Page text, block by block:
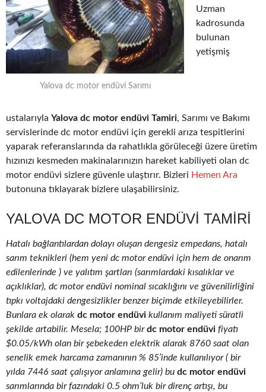
Yalova dc motor endüvi Sarımı
Uzman
kadrosunda
bulunan
yetişmiş
ustalarıyla Yalova dc motor endüvi Tamiri, Sarımı ve Bakımı
servislerinde dc motor endüvi için gerekli arıza tespitlerini
yaparak referanslarında da rahatlıkla görüleceği üzere üretim
hızınızı kesmeden makinalarınızın hareket kabiliyeti olan dc
motor endüvi sizlere güvenle ulaştırır. Bizleri Hemen Ara
butonuna tıklayarak bizlere ulaşabilirsiniz.
YALOVA DC MOTOR ENDÜVI TAMIRI
Hatalı bağlantılardan dolayı oluşan dengesiz empedans, hatalı
sarım teknikleri (hem yeni dc motor endüvi için hem de onarım
edilenlerinde ) ve yalıtım şartları (sarımlardaki kısalıklar ve
açıklıklar), dc motor endüvi nominal sıcaklığını ve güvenilirliğini
tıpkı voltajdaki dengesizlikler benzer biçimde etkileyebilirler.
Bunlara ek olarak dc motor endüvi kullanım maliyeti süratli
şekilde artabilir. Mesela; 100HP birdc motor endüvi fiyatı
$0.05/kWh olan bir şebekeden elektrik alarak 8760 saat olan
senelik emek harcama zamanının % 85’inde kullanılıyor ( bir
yılda 7446 saat çalışıyor anlamına gelir) bu dc motor endüvi
sarımlarında bir fazındaki 0.5 ohm’luk bir direnç artışı, bu